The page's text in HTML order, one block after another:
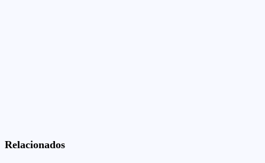
Relacionados